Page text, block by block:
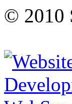
© 2010